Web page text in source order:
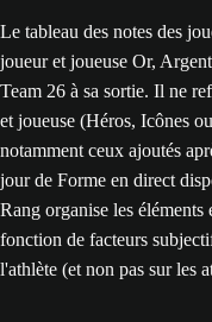
Le tableau des notes des
joueur et joueuse Or,
Team 26 à sa sortie. Il ne
et joueuse (Héros, Icônes
notamment ceux ajoutés
jour de Forme en direct
Rang organise les
fonction de facteurs
l'athlète (et non pas sur les